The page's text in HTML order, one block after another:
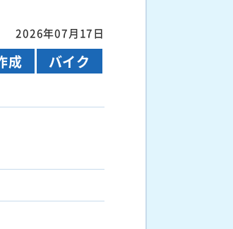
2026年07月17日
成 バイク